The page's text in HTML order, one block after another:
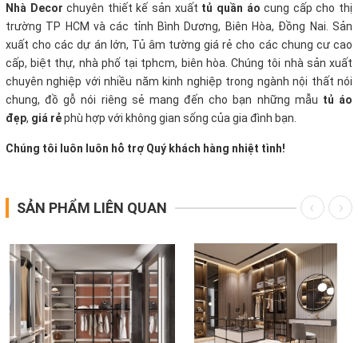
Nhà Decor chuyên thiết kế sản xuất tủ quần áo cung cấp cho thị
trường TP HCM và các tỉnh Bình Dương, Biên Hòa, Đồng Nai. Sản
xuất cho các dự án lớn, Tủ âm tường giá rẻ cho các chung cư cao
cấp, biệt thự, nhà phố tại tphcm, biên hòa. Chúng tôi nhà sản xuất
chuyên nghiệp với nhiều năm kinh nghiệp trong ngành nội thất nói
chung, đồ gỗ nói riêng sẻ mang đến cho bạn những mẫu tủ áo
đẹp, giá rẻphù hợp với không gian sống của gia đình bạn.
Chúng tôi luôn luôn hỗ trợ Quý khách hàng nhiệt tình!
SẢN PHẨM LIÊN QUAN